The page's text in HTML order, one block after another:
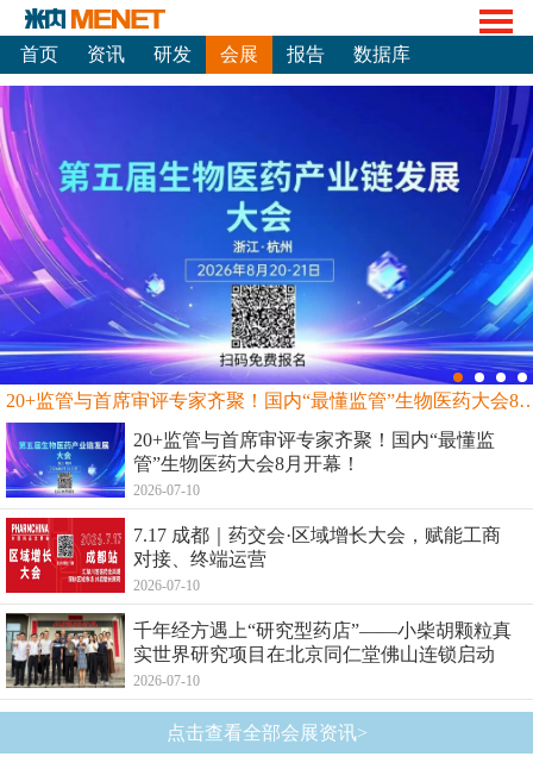
首页 资讯 研发 会展 报告 数据库
20+监管与首席审评专家齐聚！国内“最
20+监管与首席审评专家齐聚！国内“最懂监
管”生物医药大会8月开幕！
2026-07-10
7.17 成都｜药交会·区域增长大会，赋能工商
对接、终端运营
2026-07-10
千年经方遇上“研究型药店”——小柴胡颗粒真
实世界研究项目在北京同仁堂佛山连锁启动
2026-07-10
点击查看全部会展资讯>